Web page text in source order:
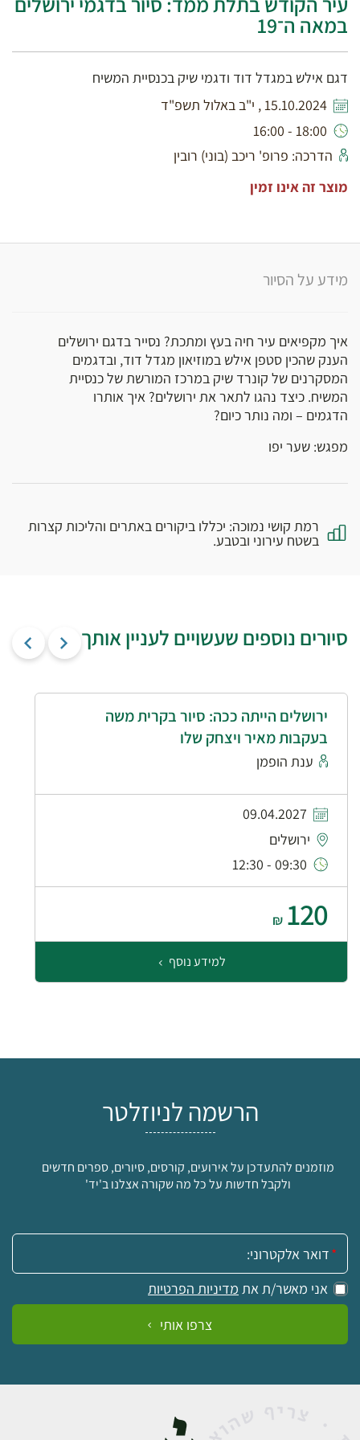
במאה ה־19
דגם אילש במגדל דוד ודגמי שיק בכנסיית המשיח
15.10.2024 , י"ב באלול תשפ"ד
18:00 - 16:00
הדרכה: פרופ' ריכב (בוני) רובין
מוצר זה אינו זמין
מידע על הסיור
איך מקפיאים עיר חיה בעץ ומתכת? נסייר בדגם ירושלים
הענק שהכין סטפן אילש במוזיאון מגדל דוד, ובדגמים
המסקרנים של קונרד שיק במרכז המורשת של כנסיית
המשיח. כיצד נהגו לתאר את ירושלים? איך אותרו
הדגמים – ומה נותר כיום?
מפגש: שער יפו
רמת קושי נמוכה: יכללו ביקורים באתרים והליכות קצרות
בשטח עירוני ובטבע.
סיורים נוספים שעשויים לעניין אותך
ירושלים הייתה ככה: סיור בקרית משה
בעקבות מאיר ויצחק שלו
ענת הופמן
09.04.2027
ירושלים
09:30 - 12:30
120
₪
למידע נוסף
הרשמה לניוזלטר
מוזמנים להתעדכן על אירועים, קורסים, סיורים, ספרים חדשים
ולקבל חדשות על כל מה שקורה אצלנו ב'יד'
אימייל:
אני מאשר/ת את מדיניות הפרטיות
צרפו אותי